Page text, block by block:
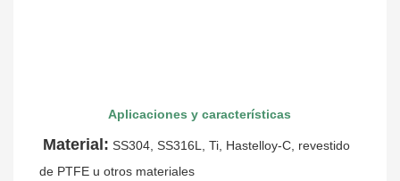
Aplicaciones y características
Material: SS304, SS316L, Ti, Hastelloy-C, revestido
de PTFE u otros materiales